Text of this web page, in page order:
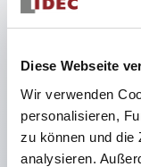
Diese Webseite
Wir verwenden
personalisieren,
zu können und die
analysieren.
LED-
LED-
Schutzarten
(IEC 60529)
UL- und CSA-